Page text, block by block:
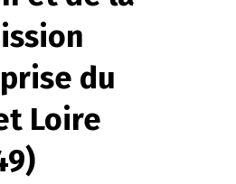
du
Loire